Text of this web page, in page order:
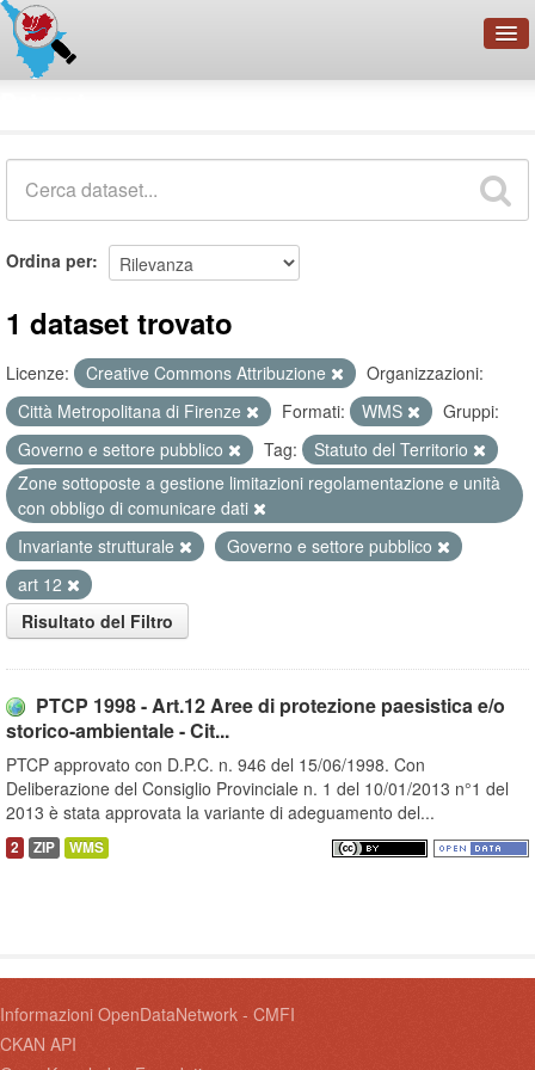
Organizzazioni
Ordina per
1 dataset trovato
Licenze: Creative Commons Attribuzione
Organizzazioni:
Città Metropolitana di Firenze
Formati: WMS
Gruppi:
Governo e settore pubblico
Tag:
Statuto del Territorio
Zone sottoposte a gestione limitazioni regolamentazione e unità
con obbligo di comunicare dati
Invariante strutturale
Governo e settore pubblico
art 12
Risultato del Filtro
PTCP 1998 - Art.12 Aree di protezione paesistica e/o
storico-ambientale - Cit...
PTCP approvato con D.P.C. n. 946 del 15/06/1998. Con
Deliberazione del Consiglio Provinciale n. 1 del 10/01/2013 n°1 del
2013 è stata approvata la variante di adeguamento del...
2 ZIP WMS
Informazioni OpenDataNetwork - CMFI
CKAN API